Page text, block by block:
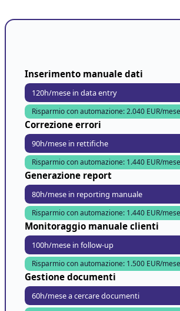
Inserimento manuale dati
120h/mese in data entry
Risparmio con automazione: 2.040 EUR/mese
Correzione errori
90h/mese in rettifiche
Risparmio con automazione: 1.440 EUR/mese
Generazione report
80h/mese in reporting manuale
Risparmio con automazione: 1.440 EUR/mese
Monitoraggio manuale clienti
100h/mese in follow-up
Risparmio con automazione: 1.500 EUR/mese
Gestione documenti
60h/mese a cercare documenti